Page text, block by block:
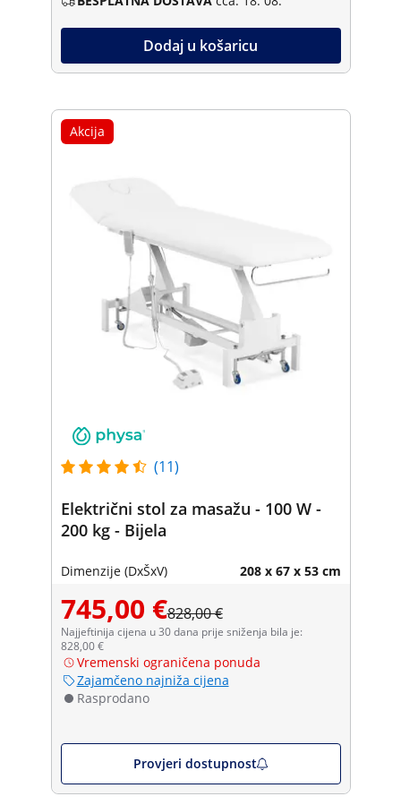
Dodaj u košaricu
Akcija
(11)
Električni stol za masažu - 100 W -
200 kg - Bijela
Dimenzije (DxŠxV) 208 x 67 x 53 cm
745,00 €828,00 €
Najjeftinija cijena u 30 dana prije sniženja bila je:
828,00 €
Vremenski ograničena ponuda
Zajamčeno najniža cijena
Rasprodano
Provjeri dostupnost